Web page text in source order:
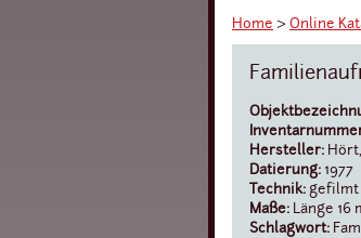
Home › Online
Hersteller:
Datierung: 1977
Technik: gefilmt
Maße: Länge 16
Schlagwort: